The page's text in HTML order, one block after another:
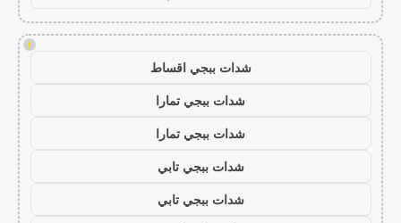
!
شدات ببجي اقساط
شدات ببجي تمارا
شدات ببجي تمارا
شدات ببجي تابي
شدات ببجي تابي